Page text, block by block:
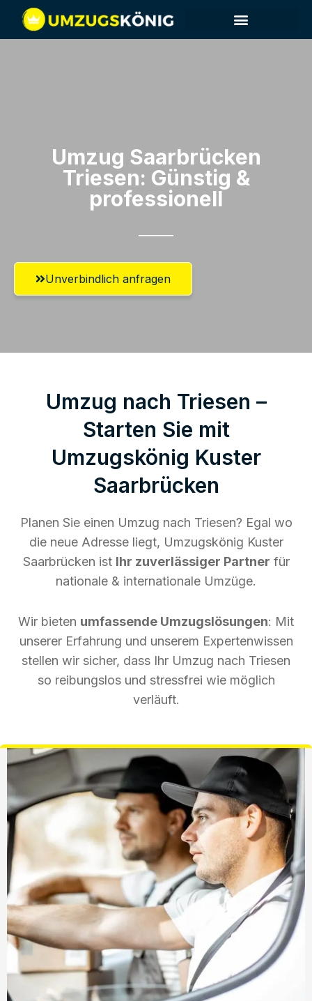
Umzug Saarbrücken​
Triesen: Günstig &
professionell​
Unverbindlich anfragen
Umzug nach Triesen –
Starten Sie mit
Umzugskönig Kuster
Saarbrücken
Planen Sie einen Umzug nach Triesen? Egal wo
die neue Adresse liegt, Umzugskönig Kuster
Saarbrücken ist Ihr zuverlässiger Partner für
nationale & internationale Umzüge.
Wir bieten umfassende Umzugslösungen: Mit
unserer Erfahrung und unserem Expertenwissen
stellen wir sicher, dass Ihr Umzug nach Triesen
so reibungslos und stressfrei wie möglich
verläuft.